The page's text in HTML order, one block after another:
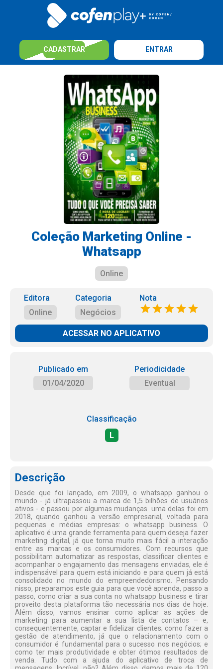
CADASTRAR ENTRAR
Coleção Marketing Online -
Whatsapp
Online
Editora
Online
Categoria
Negócios
Nota
ACESSAR NO APLICATIVO
Publicado em
01/04/2020
Periodicidade
Eventual
Classificação
L
Descrição
Desde que foi lançado, em 2009, o whatsapp ganhou o
mundo - já ultrapassou a marca de 1,5 bilhões de usuários
ativos - e passou por algumas mudanças. uma delas foi em
2018, quando ganhou a versão empresarial, voltada para
pequenas e médias empresas: o whatsapp business. O
aplicativo é uma grande ferramenta para quem deseja fazer
marketing digital, já que torna muito mais fácil a interação
entre as marcas e os consumidores. Com recursos que
possibilitam automatizar as respostas, classificar clientes e
acompanhar o engajamento das mensagens enviadas, ele é
indispensável para quem está iniciando e para quem já está
consolidado no mundo do empreendedorismo. Pensando
nisso, preparamos este guia para que você aprenda, passo a
passo, como criar a sua conta no whatsapp business e tirar
proveito desta plataforma tão necessária nos dias de hoje.
Além disso, vamos ensinar como aplicar as ações de
marketing para aumentar a sua lista de contatos – e,
consequentemente, captar e fidelizar clientes; como fazer a
gestão de atendimento, já que o relacionamento com o
consumidor é fundamental para o sucesso nos negócios; e
como ter mais produtividade e obter ótimos resultados de
venda. Tudo com a ajuda do aplicativo de troca de